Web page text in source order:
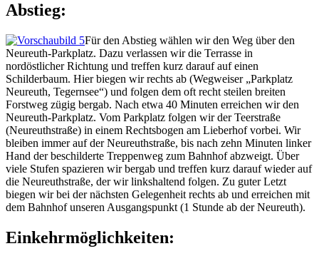
Abstieg:
Für den Abstieg wählen wir den Weg über den
Neureuth-Parkplatz. Dazu verlassen wir die Terrasse in
nordöstlicher Richtung und treffen kurz darauf auf einen
Schilderbaum. Hier biegen wir rechts ab (Wegweiser „Parkplatz
Neureuth, Tegernsee“) und folgen dem oft recht steilen breiten
Forstweg zügig bergab. Nach etwa 40 Minuten erreichen wir den
Neureuth-Parkplatz. Vom Parkplatz folgen wir der Teerstraße
(Neureuthstraße) in einem Rechtsbogen am Lieberhof vorbei. Wir
bleiben immer auf der Neureuthstraße, bis nach zehn Minuten linker
Hand der beschilderte Treppenweg zum Bahnhof abzweigt. Über
viele Stufen spazieren wir bergab und treffen kurz darauf wieder auf
die Neureuthstraße, der wir linkshaltend folgen. Zu guter Letzt
biegen wir bei der nächsten Gelegenheit rechts ab und erreichen mit
dem Bahnhof unseren Ausgangspunkt (1 Stunde ab der Neureuth).
Einkehrmöglichkeiten: